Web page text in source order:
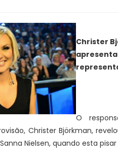
Christer
O
Christer Björkman,
Nielsen, quando esta